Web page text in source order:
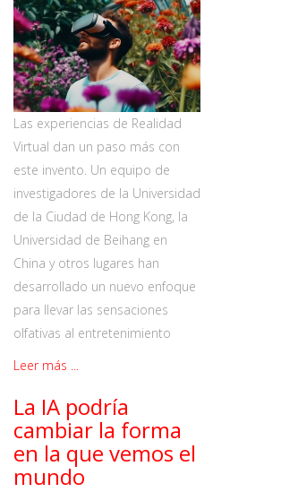
Las experiencias de Realidad
Virtual dan un paso más con
este invento. Un equipo de
investigadores de la Universidad
de la Ciudad de Hong Kong, la
Universidad de Beihang en
China y otros lugares han
desarrollado un nuevo enfoque
para llevar las sensaciones
olfativas al entretenimiento
Leer más ...
La IA podría
cambiar la forma
en la que vemos el
mundo